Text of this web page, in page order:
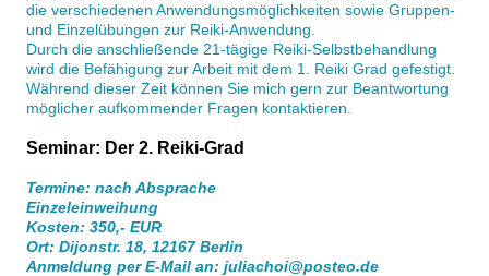
die verschiedenen Anwendungsmöglichkeiten sowie Gruppen-
und Einzelübungen zur Reiki-Anwendung.
Durch die anschließende 21-tägige Reiki-Selbstbehandlung
wird die Befähigung zur Arbeit mit dem 1. Reiki Grad gefestigt.
Während dieser Zeit können Sie mich gern zur Beantwortung
möglicher aufkommender Fragen kontaktieren.
Seminar: Der 2. Reiki-Grad
Termine: nach Absprache
Einzeleinweihung
Kosten: 350,- EUR
Ort: Dijonstr. 18, 12167 Berlin
Anmeldung per E-Mail an: juliachoi@posteo.de